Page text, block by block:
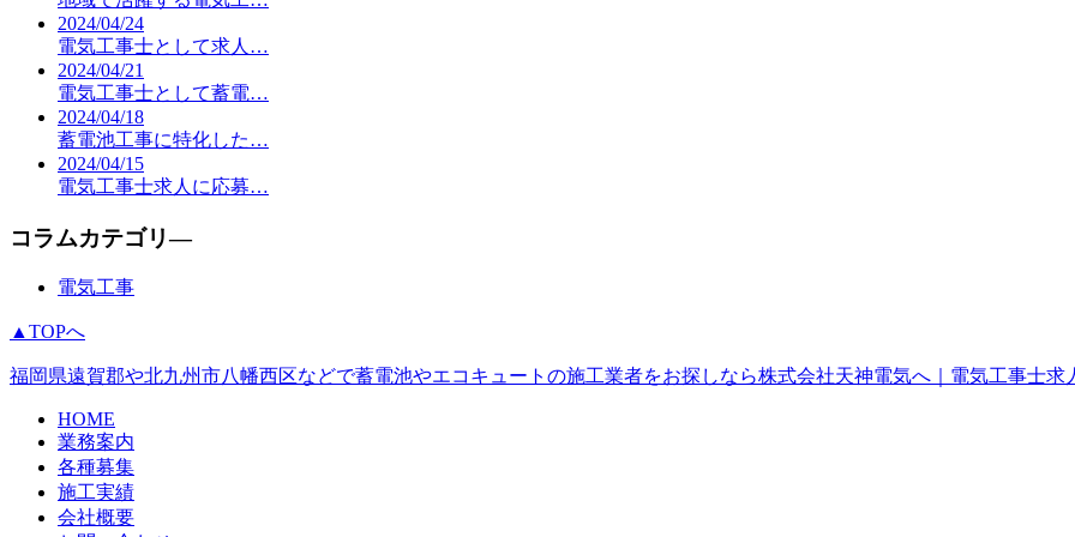
2024/04/24
電気工事士として求人…
2024/04/21
電気工事士として蓄電…
2024/04/18
蓄電池工事に特化した…
2024/04/15
電気工事士求人に応募…
コラムカテゴリ―
電気工事
▲TOPへ
福岡県遠賀郡や北九州市八幡西区などで蓄電池やエコキュートの施工業者をお探しなら株式会社天神電気へ｜電気工事士求
HOME
業務案内
各種募集
施工実績
会社概要